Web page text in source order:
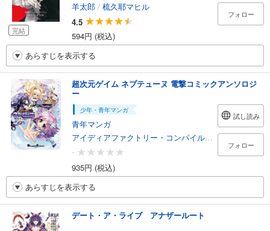
完結
羊太郎 / 梳久耶マヒル
4.5
594円 (税込)
フォロー
あらすじを表示する
超次元ゲイム ネプテューヌ 電撃コミックアンソロジ
ー
少年・青年マンガ
青年マンガ
アイディアファクトリー・コンパイルハート
/御影獏/
-
935円 (税込)
試し読み
フォロー
あらすじを表示する
デート・ア・ライブ アナザールート